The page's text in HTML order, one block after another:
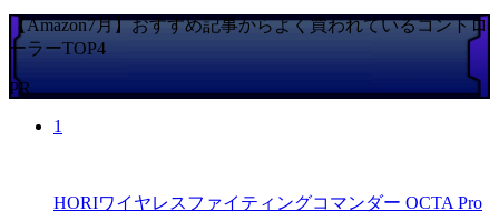
【Amazon7月】おすすめ記事からよく買われているコントロ
ーラーTOP4
PR
1
HORIワイヤレスファイティングコマンダー OCTA Pro